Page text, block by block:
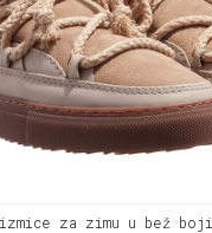
za zimu u bež boji